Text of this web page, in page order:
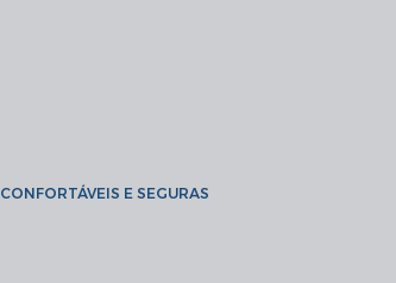
E SEGURAS